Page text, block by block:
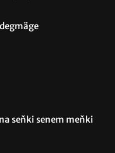
seňki senem meňki